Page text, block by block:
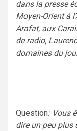
dans la presse
Moyen-Orient à
Arafat, aux
de radio,
domaines du
Question: Vous
dire un peu plus